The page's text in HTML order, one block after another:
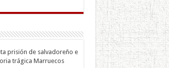
prisión de salvadoreño e
trágica Marruecos